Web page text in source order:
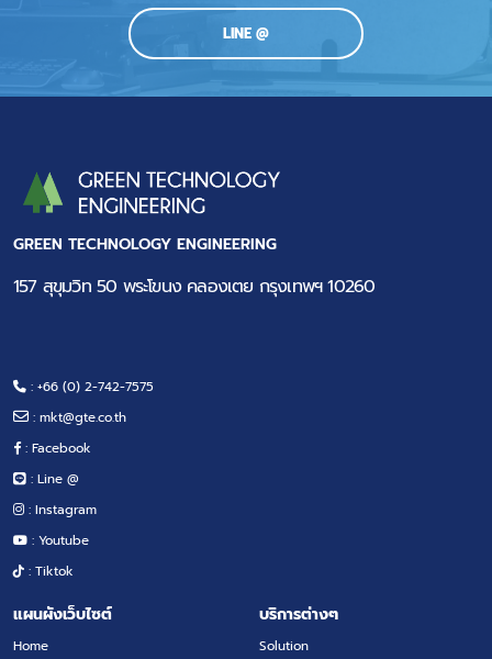
Digital Signage
LINE @
GREEN TECHNOLOGY ENGINEERING
157 สุขุมวิท 50 พระโขนง คลองเตย กรุงเทพฯ 10260
: +66 (0) 2-742-7575
: mkt@gte.co.th
: Facebook
: Line @
: Instagram
: Youtube
: Tiktok
แผนผังเว็บไซต์
Home
บริการต่างๆ
Solution